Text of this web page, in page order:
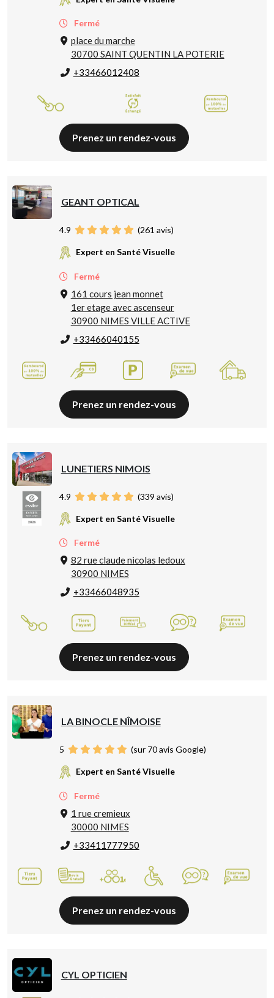
Fermé
place du marche
30700 SAINT QUENTIN LA POTERIE
+33466012408
Prenez un rendez-vous
GEANT OPTICAL
4.9 (261 avis)
Expert en Santé Visuelle
Fermé
161 cours jean monnet
1er etage avec ascenseur
30900 NIMES VILLE ACTIVE
+33466040155
Prenez un rendez-vous
LUNETIERS NIMOIS
4.9 (339 avis)
Expert en Santé Visuelle
Fermé
82 rue claude nicolas ledoux
30900 NIMES
+33466048935
Prenez un rendez-vous
LA BINOCLE NÎMOISE
5 (sur 70 avis Google)
Expert en Santé Visuelle
Fermé
1 rue cremieux
30000 NIMES
+33411777950
Prenez un rendez-vous
CYL OPTICIEN